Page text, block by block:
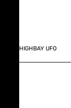
HIGHBAY UFO